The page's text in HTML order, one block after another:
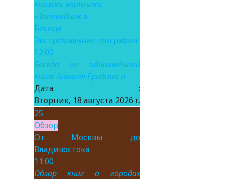
книжки-малышки
«Заповедник в
Беседа
Экстремальная география
12:00
Беседа по одноимённой
книге Алексея Гридина о
Дата :
Вторник, 18 августа 2026 г.
25
Обзор
От Москвы до
Владивостока
11:00
Обзор книг о городах